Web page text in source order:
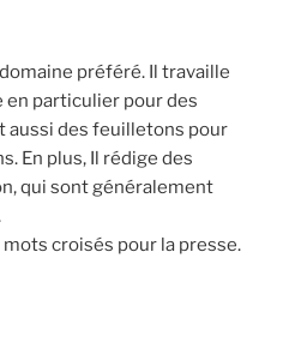
préféré. Il travaille
particulier pour des
aussi des feuilletons pour
En plus, Il rédige des
qui sont généralement
croisés pour la presse.